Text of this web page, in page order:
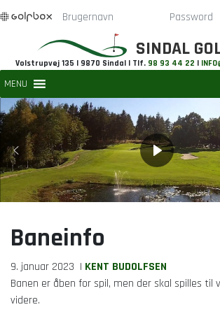
SINDAL
Volstrupvej 135 | 9870 Sindal | Tlf. 98 93 44 22 |
MENU
Baneinfo
9. januar 2023 | KENT BUDOLFSEN
Banen er åben for spil, men der skal spilles til
videre.